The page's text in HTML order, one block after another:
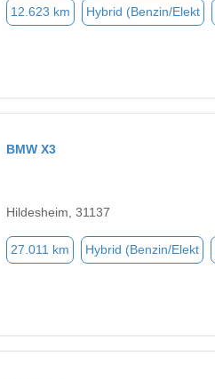
12.623 km Hybrid (Benzin/Elekt
BMW X3
Hildesheim, 31137
27.011 km Hybrid (Benzin/Elekt